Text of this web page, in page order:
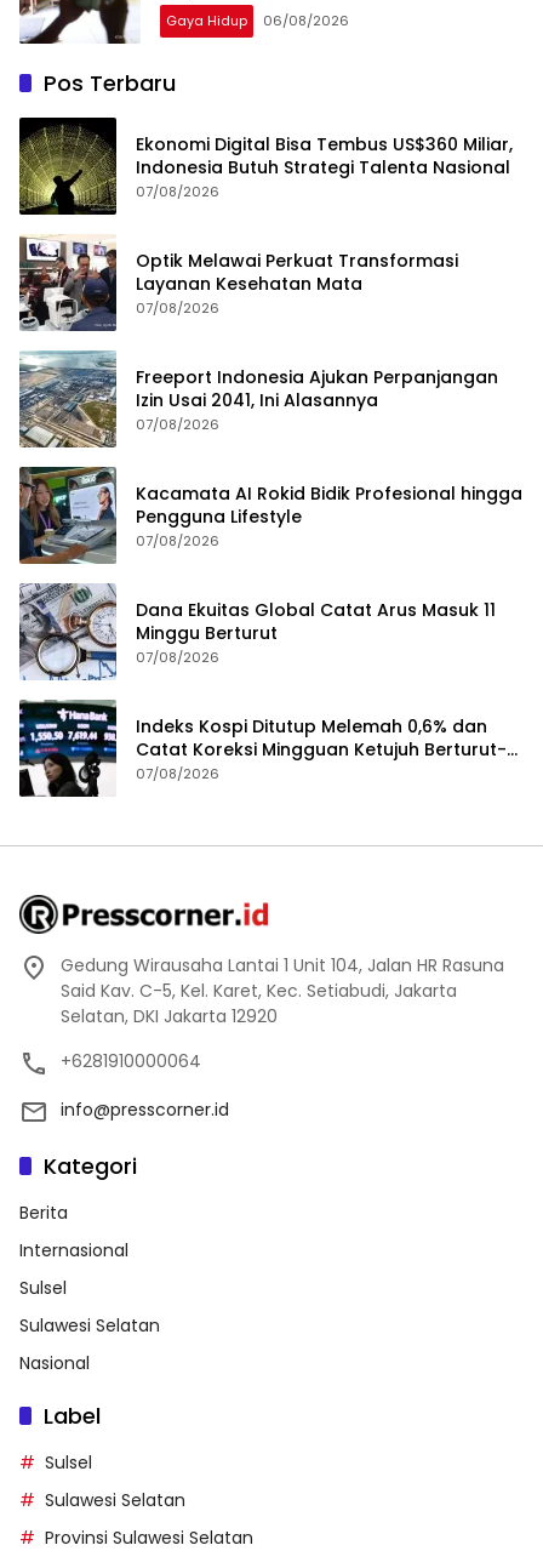
Gaya Hidup 06/08/2026
Pos Terbaru
Ekonomi Digital Bisa Tembus US$360 Miliar,
Indonesia Butuh Strategi Talenta Nasional
07/08/2026
Optik Melawai Perkuat Transformasi
Layanan Kesehatan Mata
07/08/2026
Freeport Indonesia Ajukan Perpanjangan
Izin Usai 2041, Ini Alasannya
07/08/2026
Kacamata AI Rokid Bidik Profesional hingga
Pengguna Lifestyle
07/08/2026
Dana Ekuitas Global Catat Arus Masuk 11
Minggu Berturut
07/08/2026
Indeks Kospi Ditutup Melemah 0,6% dan
Catat Koreksi Mingguan Ketujuh Berturut-
turut
07/08/2026
Gedung Wirausaha Lantai 1 Unit 104, Jalan HR Rasuna
Said Kav. C-5, Kel. Karet, Kec. Setiabudi, Jakarta
Selatan, DKI Jakarta 12920
+6281910000064
info@presscorner.id
Kategori
Berita
Internasional
Sulsel
Sulawesi Selatan
Nasional
Label
Sulsel
Sulawesi Selatan
Provinsi Sulawesi Selatan